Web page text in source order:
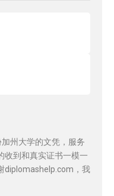
州大学的文凭，服务
收到和真实证书一模一
diplomashelp.com，我